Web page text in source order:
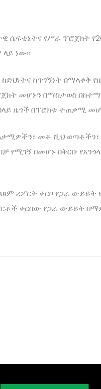
የሥራ ፕሮጀክት
ነው፡፡
ከጥገኝነት በማላቀቅ
መሆኑን በማስታወስ
ዜጎች በፕሮክቱ ተጠቃሚ
መቶ ሺህ
በመሆኑ በቅርቡ
ሪፖርት ቀርቦ የጋራ ውይይት
ቀርበው የጋራ ውይይት